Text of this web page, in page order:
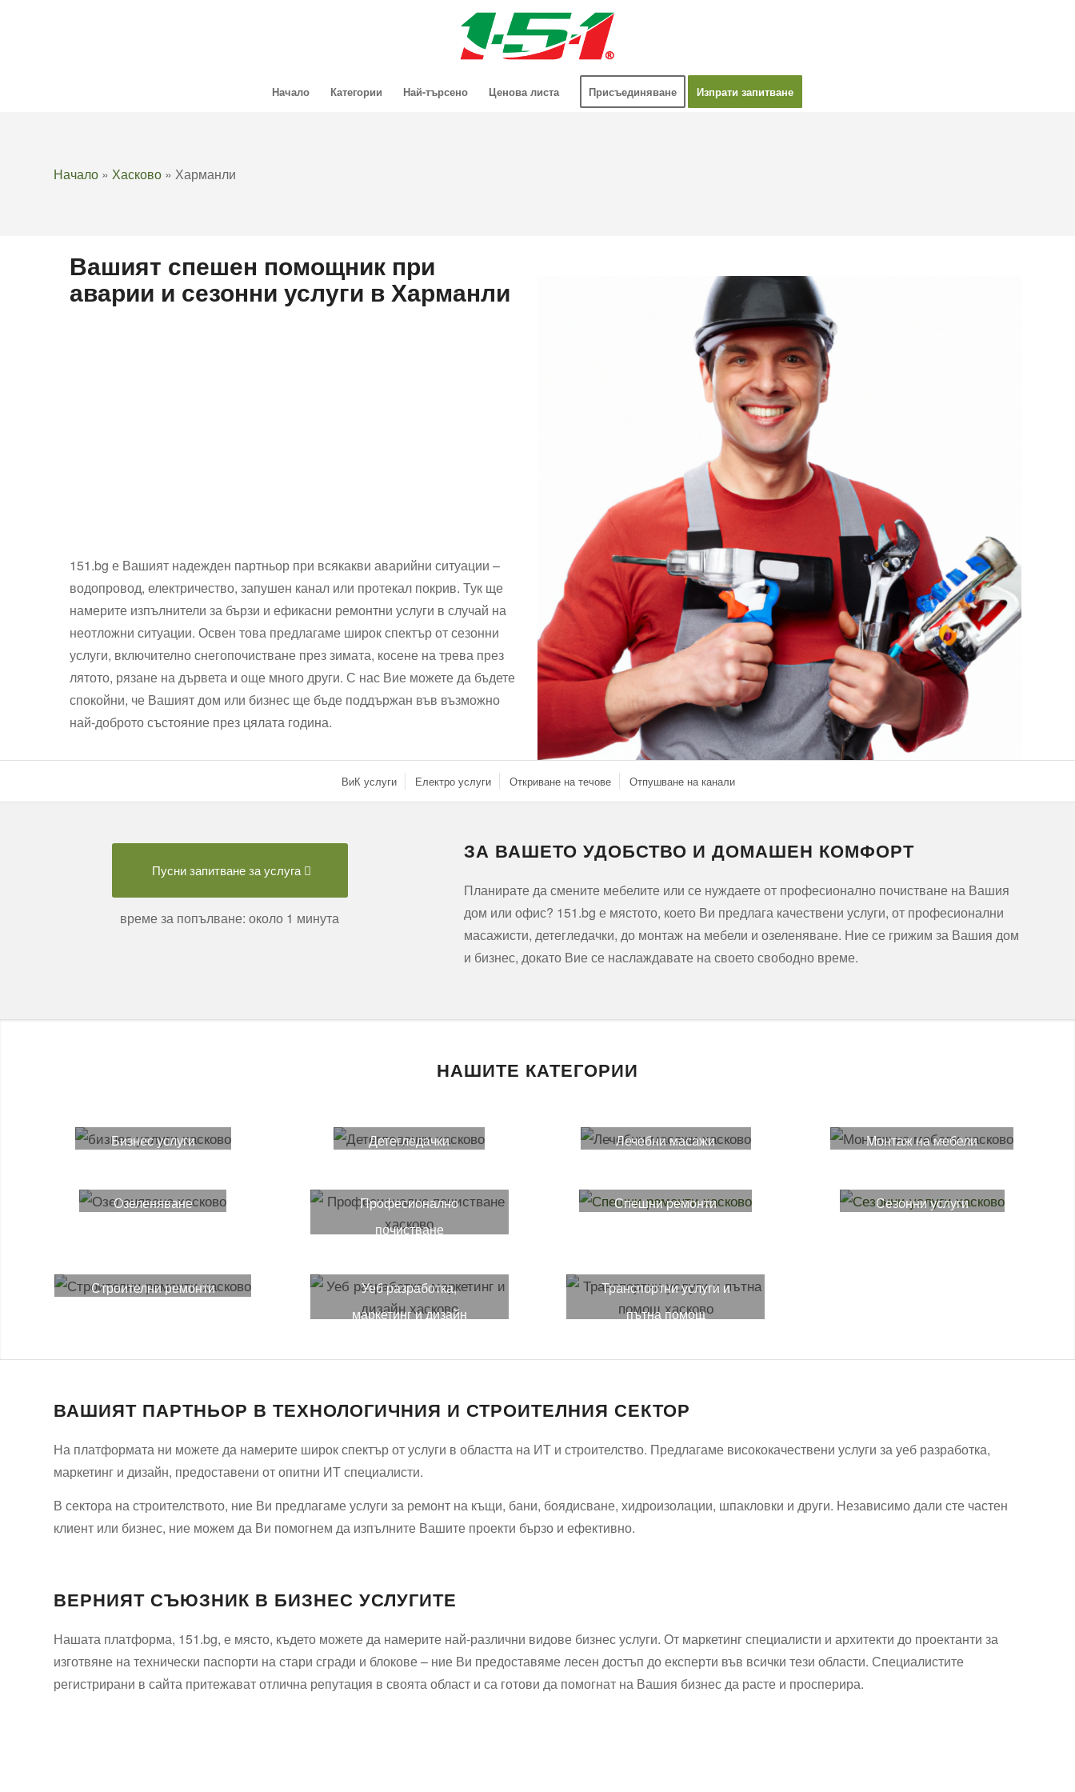
Начало Категории Най-търсено Ценова листа Присъединяване Изпрати запитване
Начало » Хасково » Харманли
Вашият спешен помощник при
аварии и сезонни услуги в Харманли
151.bg е Вашият надежден партньор при всякакви аварийни ситуации –
водопровод, електричество, запушен канал или протекал покрив. Тук ще
намерите изпълнители за бързи и ефикасни ремонтни услуги в случай на
неотложни ситуации. Освен това предлагаме широк спектър от сезонни
услуги, включително снегопочистване през зимата, косене на трева през
лятото, рязане на дървета и още много други. С нас Вие можете да бъдете
спокойни, че Вашият дом или бизнес ще бъде поддържан във възможно
най-доброто състояние през цялата година.
ВиК услуги Електро услуги Откриване на течове Отпушване на канали
Пусни запитване за услуга
време за попълване: около 1 минута
ЗА ВАШЕТО УДОБСТВО И ДОМАШЕН КОМФОРТ
Планирате да смените мебелите или се нуждаете от професионално почистване на Вашия
дом или офис? 151.bg е мястото, което Ви предлага качествени услуги, от професионални
масажисти, детегледачки, до монтаж на мебели и озеленяване. Ние се грижим за Вашия дом
и бизнес, докато Вие се наслаждавате на своето свободно време.
НАШИТЕ КАТЕГОРИИ
Бизнес услуги Детегледачки Лечебни масажи Монтаж на мебели
Озеленяване
Професионално
почистване
Спешни ремонти Сезонни услуги
Строителни ремонти
Уеб разработка,
маркетинг и дизайн
Транспортни услуги и
пътна помощ
ВАШИЯТ ПАРТНЬОР В ТЕХНОЛОГИЧНИЯ И СТРОИТЕЛНИЯ СЕКТОР
На платформата ни можете да намерите широк спектър от услуги в областта на ИТ и строителство. Предлагаме висококачествени услуги за уеб разработка,
маркетинг и дизайн, предоставени от опитни ИТ специалисти.
В сектора на строителството, ние Ви предлагаме услуги за ремонт на къщи, бани, боядисване, хидроизолации, шпакловки и други. Независимо дали сте частен
клиент или бизнес, ние можем да Ви помогнем да изпълните Вашите проекти бързо и ефективно.
ВЕРНИЯТ СЪЮЗНИК В БИЗНЕС УСЛУГИТЕ
Нашата платформа, 151.bg, е място, където можете да намерите най-различни видове бизнес услуги. От маркетинг специалисти и архитекти до проектанти за
изготвяне на технически паспорти на стари сгради и блокове – ние Ви предоставяме лесен достъп до експерти във всички тези области. Специалистите
регистрирани в сайта притежават отлична репутация в своята област и са готови да помогнат на Вашия бизнес да расте и просперира.